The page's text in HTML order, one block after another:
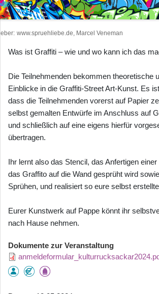
www.spruehliebe.de, Marcel Veneman
Was ist Graffiti – wie und wo kann ich das
Die Teilnehmenden bekommen theoretische
Einblicke in die Graffiti-Street Art-Kunst. Es
dass die Teilnehmenden vorerst auf Papier
selbst gemalten Entwürfe im Anschluss auf
und schließlich auf eine eigens hierfür
übertragen.
Ihr lernt also das Stencil, das Anfertigen
das Graffito auf die Wand gesprüht wird
Sprühen, und realisiert so eure selbst
Eurer Kunstwerk auf Pappe könnt ihr
nach Hause nehmen.
Dokumente zur Veranstaltung